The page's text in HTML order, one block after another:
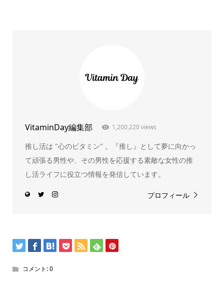
VitaminDay編集部 1,200,220 views
推し活は "心のビタミン" 。『推し』として夢に向かっ
て頑張る男性や、その男性を応援する素敵な女性の推
し活ライフに役立つ情報を発信しています。
プロフィール
コメント:0